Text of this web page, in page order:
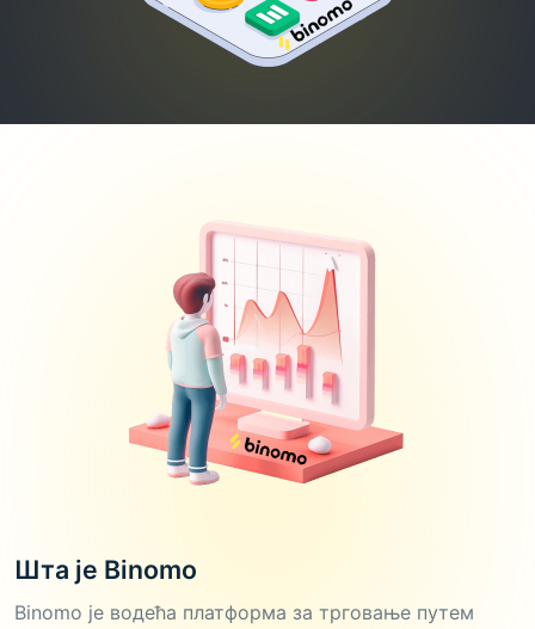
Шта је Binomo
Binomo је водећа платформа за трговање путем